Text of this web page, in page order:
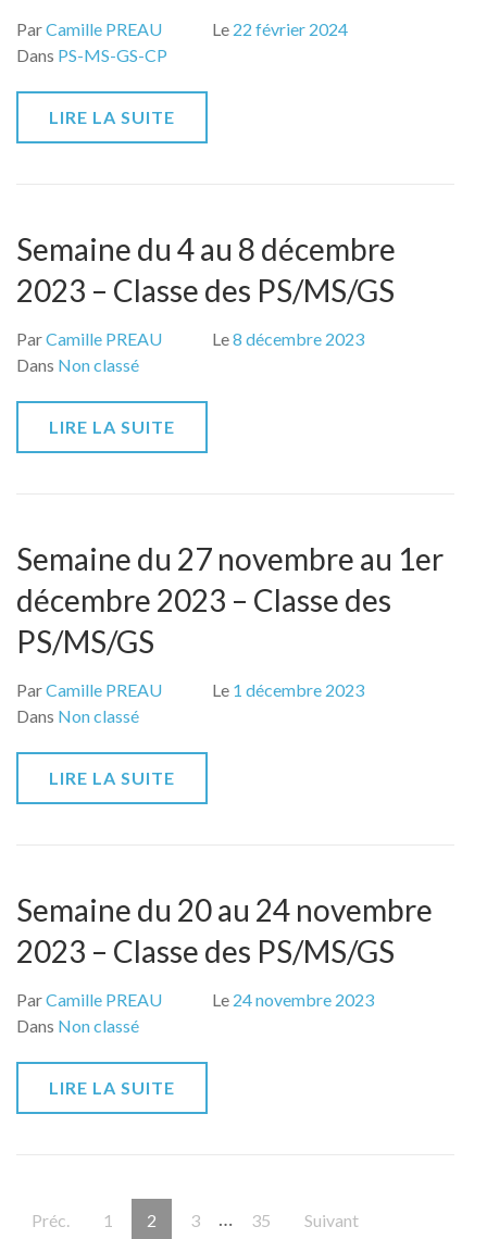
ParCamille PREAU Le 22 février 2024
Dans PS-MS-GS-CP
LIRE LA SUITE
Semaine du 4 au 8 décembre
2023 – Classe des PS/MS/GS
ParCamille PREAU Le8 décembre 2023
Dans Non classé
LIRE LA SUITE
Semaine du 27 novembre au 1er
décembre 2023 – Classe des
PS/MS/GS
ParCamille PREAU Le 1 décembre 2023
Dans Non classé
LIRE LA SUITE
Semaine du 20 au 24 novembre
2023 – Classe des PS/MS/GS
ParCamille PREAU Le 24 novembre 2023
Dans Non classé
LIRE LA SUITE
Pagination
Préc. Page
1 Page
2 Page
3 … Page
35 Suivant